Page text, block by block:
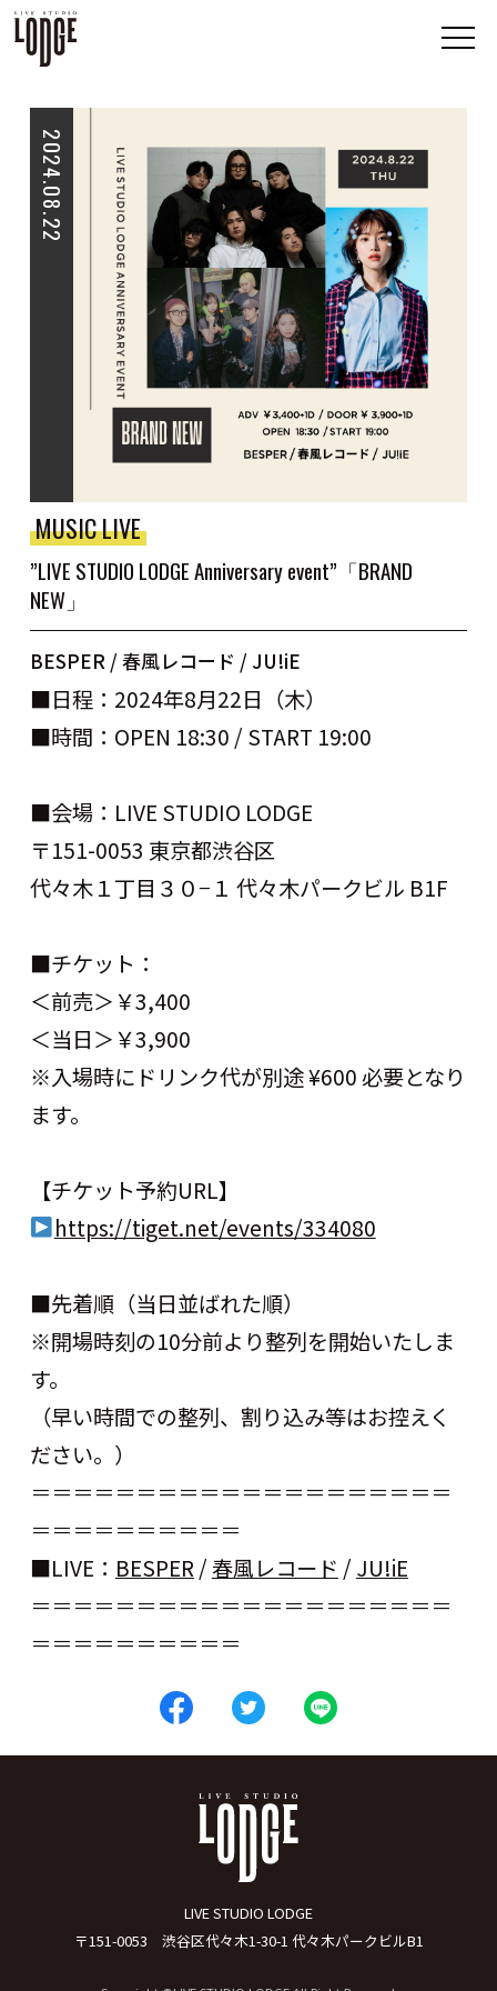
2024.08.22
MUSIC LIVE
”LIVE STUDIO LODGE Anniversary event”「BRAND
NEW」
BESPER / 春風レコード / JU!iE
■日程：2024年8月22日（木）
■時間：OPEN 18:30 / START 19:00
■会場：LIVE STUDIO LODGE
〒151-0053 東京都渋谷区
代々木１丁目３０−１ 代々木パークビル B1F
■チケット：
＜前売＞￥3,400
＜当日＞￥3,900
※入場時にドリンク代が別途 ¥600 必要となり
ます。
【チケット予約URL】
https://tiget.net/events/334080
■先着順（当日並ばれた順）
※開場時刻の10分前より整列を開始いたしま
す。
（早い時間での整列、割り込み等はお控えく
ださい。）
＝＝＝＝＝＝＝＝＝＝＝＝＝＝＝＝＝＝＝＝
＝＝＝＝＝＝＝＝＝＝
■LIVE： BESPER /春風レコード / JU!iE
＝＝＝＝＝＝＝＝＝＝＝＝＝＝＝＝＝＝＝＝
＝＝＝＝＝＝＝＝＝＝
LIVE STUDIO LODGE
〒151-0053 渋谷区代々木1-30-1 代々木パークビルB1